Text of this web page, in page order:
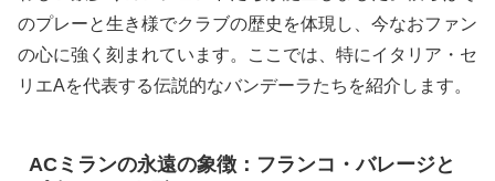
のプレーと生き様でクラブの歴史を体現し、今なおファン
の心に強く刻まれています。ここでは、特にイタリア・セ
リエAを代表する伝説的なバンデーラたちを紹介します。
ACミランの永遠の象徴：フランコ・バレージと